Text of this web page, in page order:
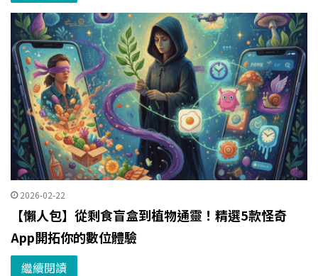
2026-02-22
【懶人包】從剩食盲盒到植物通靈！精選5款怪奇
App開拓你的數位體驗
繼續閱讀